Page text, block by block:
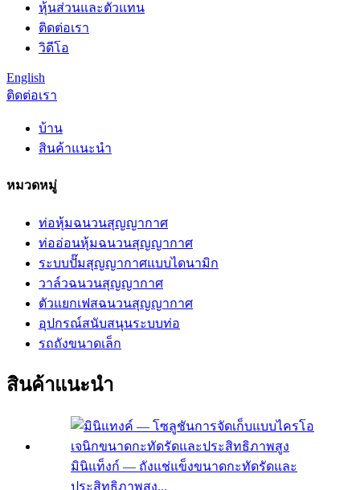
หุ้นส่วนและตัวแทน
ติดต่อเรา
วิดีโอ
English
ติดต่อเรา
บ้าน
สินค้าแนะนำ
หมวดหมู่
ท่อหุ้มฉนวนสุญญากาศ
ท่ออ่อนหุ้มฉนวนสุญญากาศ
ระบบปั๊มสุญญากาศแบบไดนามิก
วาล์วฉนวนสุญญากาศ
ตัวแยกเฟสฉนวนสุญญากาศ
อุปกรณ์สนับสนุนระบบท่อ
รถถังขนาดเล็ก
สินค้าแนะนำ
มินิแท็งก์ — ถังแช่แข็งขนาดกะทัดรัดและ
ประสิทธิภาพสูง...